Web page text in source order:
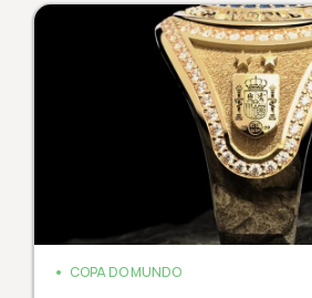
COPA DO MUNDO